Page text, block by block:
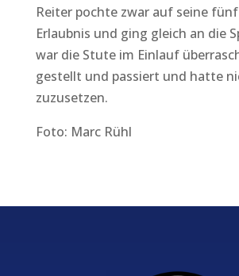
Reiter pochte zwar auf seine
Erlaubnis und ging gleich an die
war die Stute im Einlauf
gestellt und passiert und hatte
zuzusetzen.
Foto: Marc Rühl